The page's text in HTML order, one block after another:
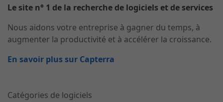
Le site n° 1 de la recherche de logiciels et de services
Nous aidons votre entreprise à gagner du temps, à
augmenter la productivité et à accélérer la croissance.
En savoir plus sur Capterra
Catégories de logiciels